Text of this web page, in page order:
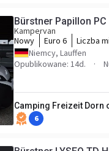
Bürstner Papillon PC
Kampervan
Nowy
Euro 6 Liczba
Niemcy, Lauffen
Opublikowane: 14d.
Camping Freizeit Dorn
6